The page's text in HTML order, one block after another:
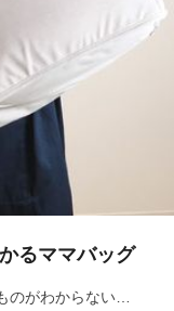
るママバッグ
のがわからない…